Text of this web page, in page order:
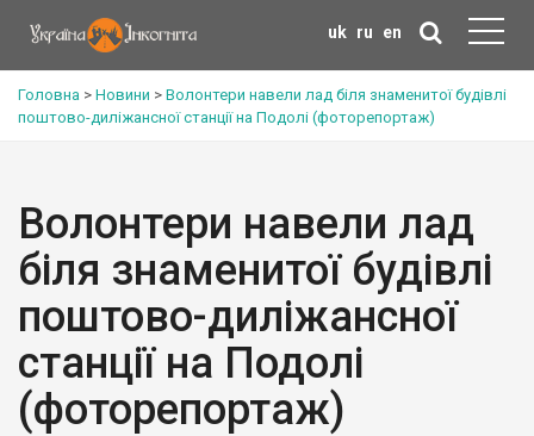
uk ru en
Головна > Новини > Волонтери навели лад біля знаменитої будівлі
поштово-диліжансної станції на Подолі (фоторепортаж)
Волонтери навели лад
біля знаменитої будівлі
поштово-диліжансної
станції на Подолі
(фоторепортаж)